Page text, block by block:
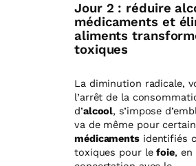
Jour 2 : réduire
médicaments et
aliments
toxiques
La diminution radicale,
l’arrêt de la
d’alcool, s’impose
va de même pour
médicamentsidentifiés
toxiques pour lefoie, en